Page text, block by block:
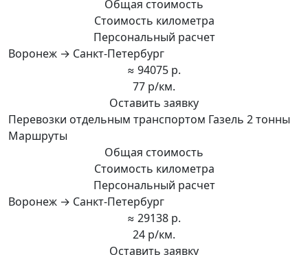
Общая стоимость
Стоимость километра
Персональный расчет
Воронеж → Санкт-Петербург
≈ 94075 р.
77 р/км.
Оставить заявку
Перевозки отдельным транспортом Газель 2 тонны
Маршруты
Общая стоимость
Стоимость километра
Персональный расчет
Воронеж → Санкт-Петербург
≈ 29138 р.
24 р/км.
Оставить заявку